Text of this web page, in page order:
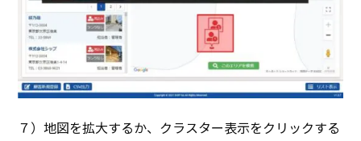
７）地図を拡大するか、クラスター表示をクリックする